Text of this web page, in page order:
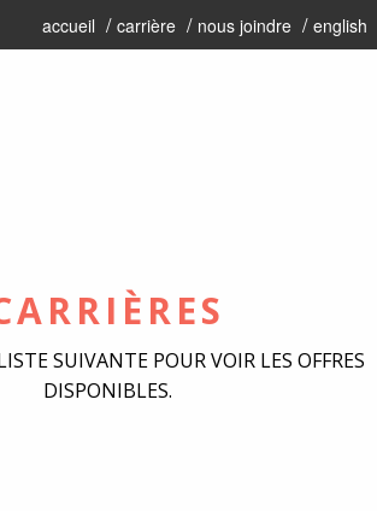
accueil carrière nous joindre english
SUIVANTE POUR VOIR LES OFFRES
DISPONIBLES.